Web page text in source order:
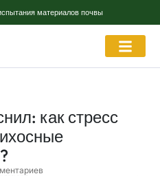
материалов почвы
как стресс